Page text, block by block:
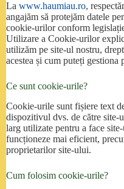
La www.haumiau.ro,
angajăm să protejăm datele
cookie-urilor conform
Utilizare a Cookie-urilor
utilizăm pe site-ul nostru,
acestea și cum puteți
Ce sunt cookie-urile?
Cookie-urile sunt fișiere text
dispozitivul dvs. de către site-
larg utilizate pentru a face
funcționeze mai eficient,
proprietarilor site-ului.
Cum folosim cookie-urile?